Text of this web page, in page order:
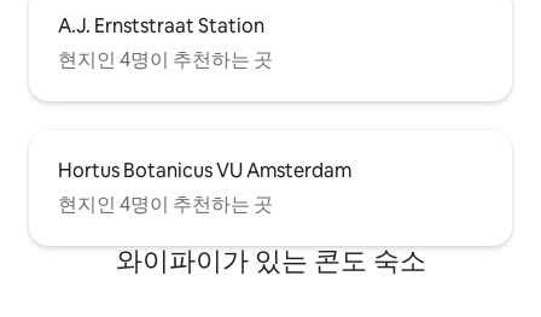
A.J. Ernststraat Station
현지인 4명이 추천하는 곳
Hortus Botanicus VU Amsterdam
현지인 4명이 추천하는 곳
와이파이가 있는 콘도 숙소